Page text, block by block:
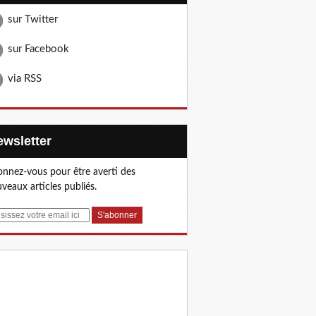
sur Twitter
sur Facebook
via RSS
vous pour être averti des
articles publiés.